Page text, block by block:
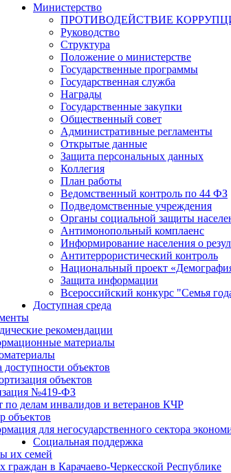
Министерство
ПРОТИВОДЕЙСТВИЕ
Руководство
Структура
Положение о министерстве
Государственные программы
Государственная служба
Награды
Государственные закупки
Общественный совет
Административные регламенты
Открытые данные
Защита персональных данных
Коллегия
План работы
Ведомственный контроль по 44 ФЗ
Подведомственные учреждения
Органы социальной защиты
Антимонопольный комплаенс
Информирование населения о
Антитеррористический контроль
Национальный проект
Защита информации
Всероссийский конкурс "Семья
Доступная среда
рекомендации
материалы
доступности объектов
объектов
№419-ФЗ
по делам инвалидов и ветеранов КЧР
объектов
для негосударственного сектора
Социальная поддержка
их семей
в Карачаево-Черкесской Республике